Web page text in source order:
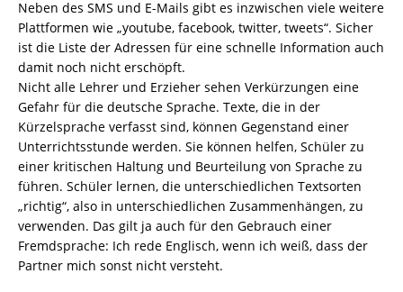
Neben des SMS und E-Mails gibt es inzwischen viele weitere
Plattformen wie „youtube, facebook, twitter, tweets“. Sicher
ist die Liste der Adressen für eine schnelle Information auch
damit noch nicht erschöpft.
Nicht alle Lehrer und Erzieher sehen Verkürzungen eine
Gefahr für die deutsche Sprache. Texte, die in der
Kürzelsprache verfasst sind, können Gegenstand einer
Unterrichtsstunde werden. Sie können helfen, Schüler zu
einer kritischen Haltung und Beurteilung von Sprache zu
führen. Schüler lernen, die unterschiedlichen Textsorten
„richtig“, also in unterschiedlichen Zusammenhängen, zu
verwenden. Das gilt ja auch für den Gebrauch einer
Fremdsprache: Ich rede Englisch, wenn ich weiß, dass der
Partner mich sonst nicht versteht.